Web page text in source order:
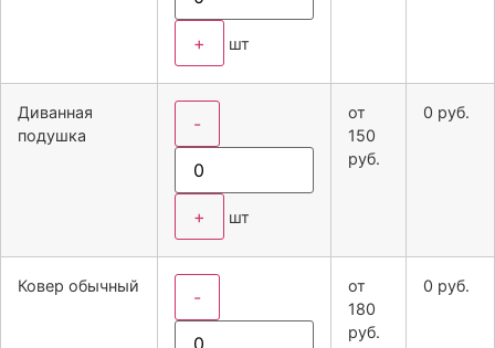
+ шт
Диванная
подушка
-
+ шт
от
150
руб.
0 руб.
Ковер обычный
-
от
180
руб.
0 руб.